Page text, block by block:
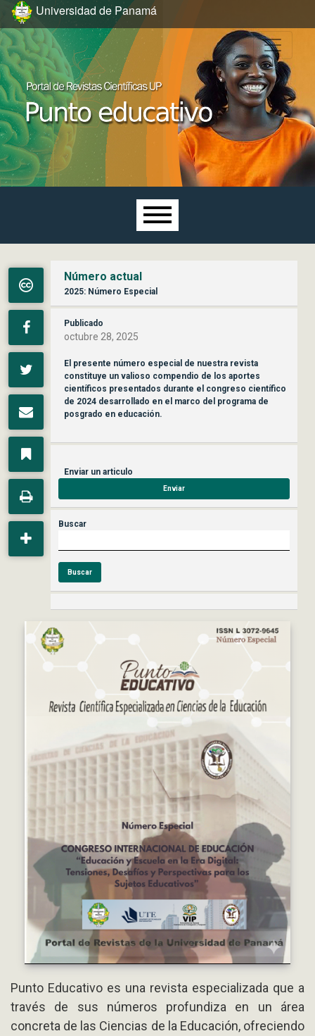
Ir al menú de navegación principal
Ir al contenido principal
Ir al pie de página del sitio
Universidad de Panamá
Menú principal
Número actual
2025: Número Especial
Publicado
octubre 28, 2025
El presente número especial de nuestra revista
constituye un valioso compendio de los aportes
científicos presentados durante el congreso científico
de 2024 desarrollado en el marco del programa de
posgrado en educación.
Enviar un articulo
Enviar
Buscar
Buscar
Punto Educativo es una revista especializada que a
través de sus números profundiza en un área
concreta de las Ciencias de la Educación, ofreciendo